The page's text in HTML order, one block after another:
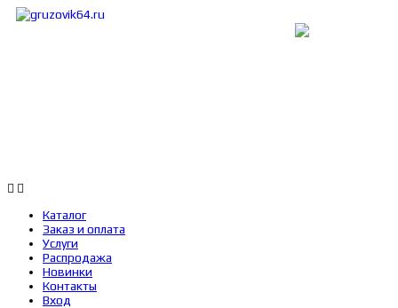
Каталог
Заказ и оплата
Услуги
Распродажа
Новинки
Контакты
Вход